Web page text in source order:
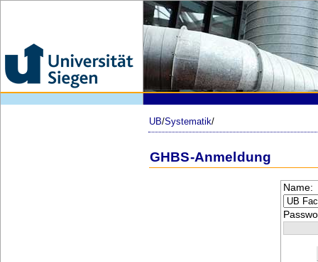
UB/Systematik/
GHBS-Anmeldung
Name: